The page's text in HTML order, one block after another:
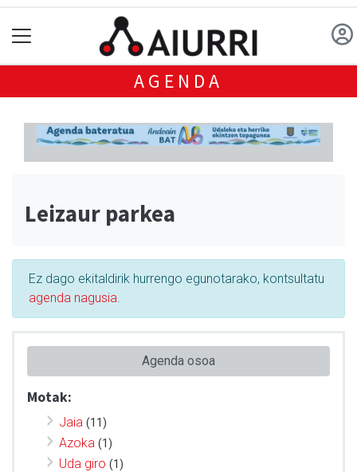
AGENDA
Leizaur parkea
Ez dago ekitaldirik hurrengo egunotarako, kontsultatu
agenda nagusia
Agenda osoa
Motak:
Jaia (11)
Azoka (1)
Uda giro (1)